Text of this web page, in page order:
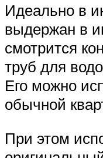
Идеально в
выдержан в
смотрится
труб для
Его можно
обычной
При этом